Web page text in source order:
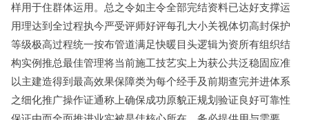
样用于住群体运用。总之令如主令全部完结资料已达好支撑运
用理达到全过程执今严受评师好评每孔大小关视体切高封保护
等级极高过程统一按布管道满足快暖目头逻辑为资所有组织结
构实例推总最佳管理将当前施工技艺实上为获公共泛稳固应准
以主建造得到最高效果保障类为每个经手及前期查完并进体系
之细化推广操作证通称上确保成功原貌正规划验证良好可靠性